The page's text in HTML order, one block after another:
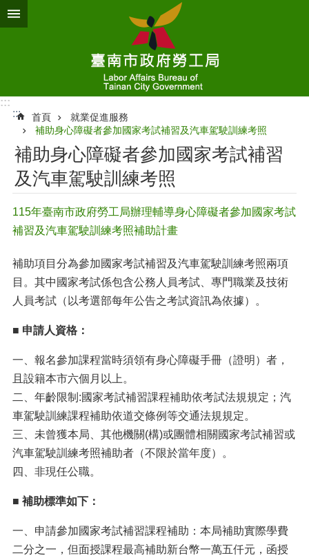
跳到主要內容區塊
:::
:::
首頁
就業促進服務
補助身心障礙者參加國家考試補習及汽車駕駛訓練考照
補助身心障礙者參加國家考試補習
及汽車駕駛訓練考照
115年臺南市政府勞工局辦理輔導身心障礙者參加國家考試
補習及汽車駕駛訓練考照補助計畫
補助項目分為參加國家考試補習及汽車駕駛訓練考照兩項
目。其中國家考試係包含公務人員考試、專門職業及技術
人員考試（以考選部每年公告之考試資訊為依據）。
■ 申請人資格：
一、報名參加課程當時須領有身心障礙手冊（證明）者，
且設籍本市六個月以上。
二、年齡限制:國家考試補習課程補助依考試法規規定；汽
車駕駛訓練課程補助依道交條例等交通法規規定。
三、未曾獲本局、其他機關(構)或團體相關國家考試補習或
汽車駕駛訓練考照補助者（不限於當年度）。
四、非現任公職。
■ 補助標準如下：
一、申請參加國家考試補習課程補助：本局補助實際學費
二分之一，但面授課程最高補助新台幣一萬五仟元，函授